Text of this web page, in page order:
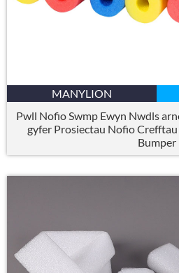
MANYLION
Pwll Nofio Swmp Ewyn Nwdls
gyfer Prosiectau Nofio Crefftau
Bumper